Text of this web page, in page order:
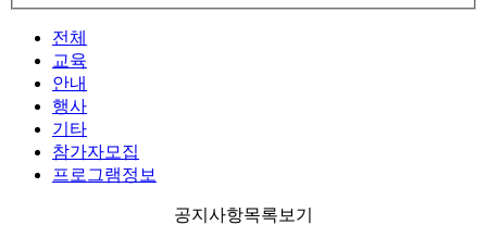
전체
교육
안내
행사
기타
참가자모집
프로그램정보
공지사항목록보기